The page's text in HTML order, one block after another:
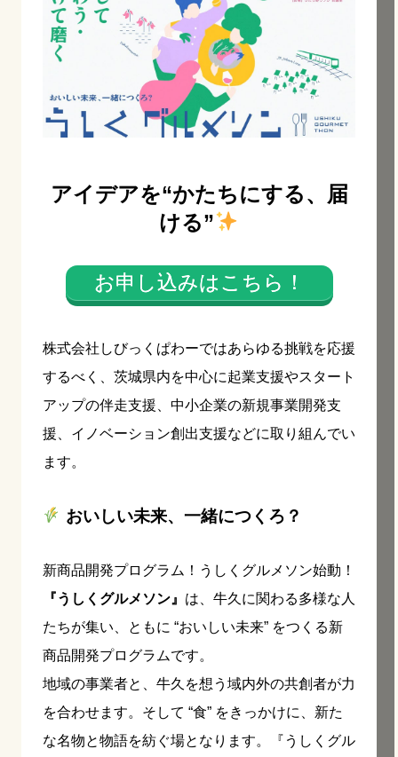
アイデアを“かたちにする、届
ける”
お申し込みはこちら！
株式会社しびっくぱわーではあらゆる挑戦を応援
するべく、茨城県内を中心に起業支援やスタート
アップの伴走支援、中小企業の新規事業開発支
援、イノベーション創出支援などに取り組んでい
ます。
おいしい未来、一緒につくろ？
新商品開発プログラム！うしくグルメソン始動！
『うしくグルメソン』 は、牛久に関わる多様な人
たちが集い、ともに “おいしい未来” をつくる新
商品開発プログラムです。
地域の事業者と、牛久を想う域内外の共創者が力
を合わせます。そして “食” をきっかけに、新た
な名物と物語を紡ぐ場となります。『うしくグル